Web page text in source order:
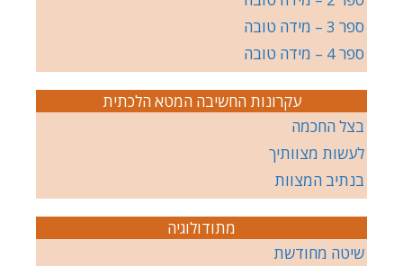
ספר 3 – מידה טובה
ספר 4 – מידה טובה
עקרונות החשיבה המטא הלכתית
בצל החכמה
לעשות מצוותיך
בנתיב המצוות
מתודולוגיה
שיטה מחודשת